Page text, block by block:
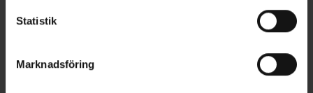
Statistik
Marknadsföring